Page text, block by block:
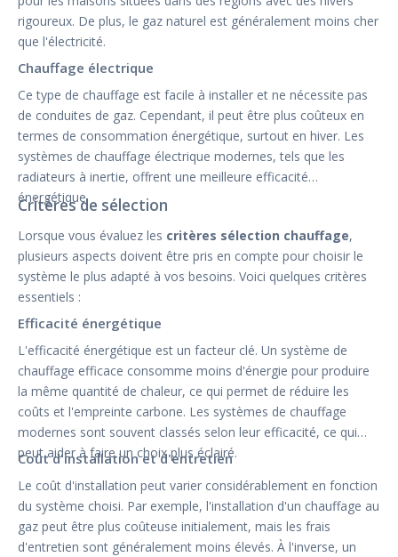
rigoureux. De plus, le gaz naturel est généralement moins cher
que l'électricité.
Chauffage électrique
Ce type de chauffage est facile à installer et ne nécessite pas
de conduites de gaz. Cependant, il peut être plus coûteux en
termes de consommation énergétique, surtout en hiver. Les
systèmes de chauffage électrique modernes, tels que les
radiateurs à inertie, offrent une meilleure efficacité
énergétique.
Critères de sélection
Lorsque vous évaluez les critères sélection chauffage,
plusieurs aspects doivent être pris en compte pour choisir le
système le plus adapté à vos besoins. Voici quelques critères
essentiels :
Efficacité énergétique
L'efficacité énergétique est un facteur clé. Un système de
chauffage efficace consomme moins d'énergie pour produire
la même quantité de chaleur, ce qui permet de réduire les
coûts et l'empreinte carbone. Les systèmes de chauffage
modernes sont souvent classés selon leur efficacité, ce qui
peut aider à faire un choix plus éclairé.
Coût d'installation et d'entretien
Le coût d'installation peut varier considérablement en fonction
du système choisi. Par exemple, l'installation d'un chauffage au
gaz peut être plus coûteuse initialement, mais les frais
d'entretien sont généralement moins élevés. À l'inverse, un